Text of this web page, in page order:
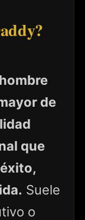
de
que
Suele
o